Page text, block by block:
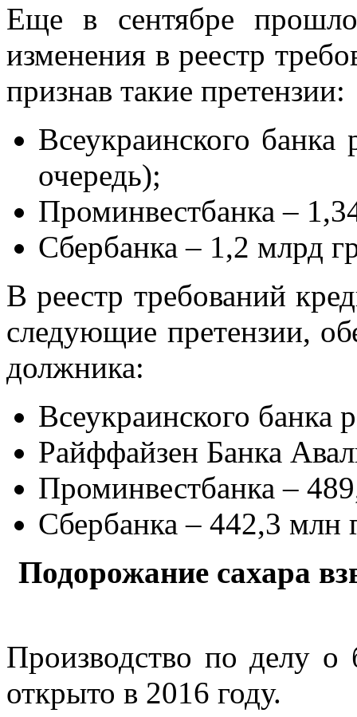
Еще в сентябре
изменения в реестр
признав такие претензии:
Всеукраинского
очередь);
Проминвестбанка –
Сбербанка – 1,2 млрд
В реестр требований
следующие претензии,
должника:
Всеукраинского банка
Райффайзен Банка
Проминвестбанка –
Сбербанка – 442,3 млн
Подорожание сахара
Производство по делу о
открыто в 2016 году.